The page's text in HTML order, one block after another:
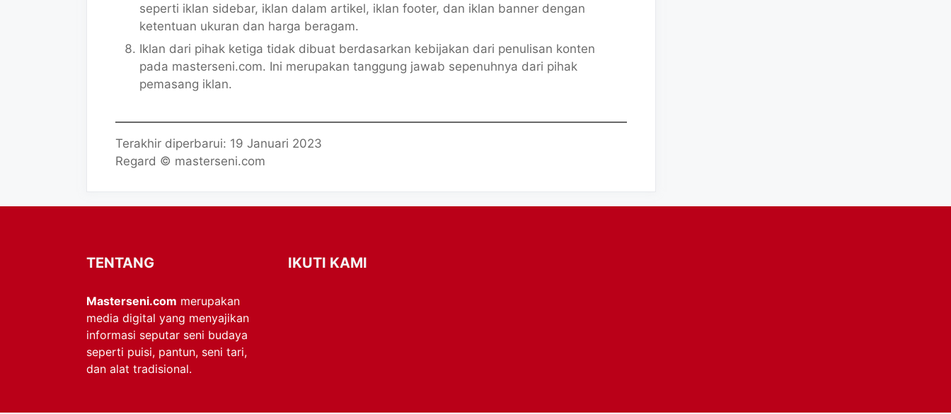
seperti iklan sidebar, iklan dalam artikel, iklan footer, dan iklan banner dengan
ketentuan ukuran dan harga beragam.
Iklan dari pihak ketiga tidak dibuat berdasarkan kebijakan dari penulisan konten
pada masterseni.com. Ini merupakan tanggung jawab sepenuhnya dari pihak
pemasang iklan.
Terakhir diperbarui: 19 Januari 2023
Regard © masterseni.com
TENTANG
Masterseni.com merupakan
media digital yang menyajikan
informasi seputar seni budaya
seperti puisi, pantun, seni tari,
dan alat tradisional.
IKUTI KAMI